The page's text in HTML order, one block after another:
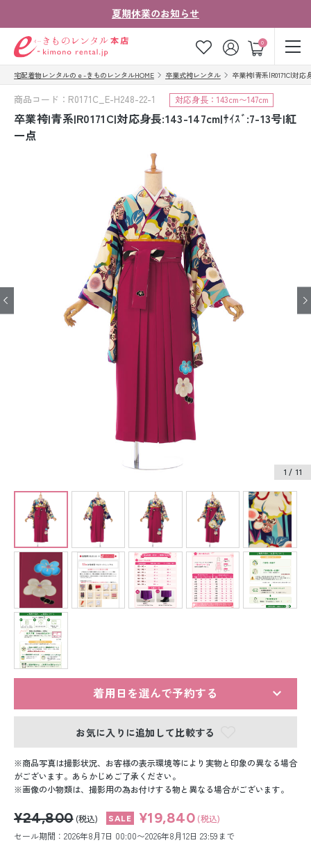
夏期休業のお知らせ
0
ゲスト
お気に入り ログイン カート
ご注文の流れ
会社案内
法人・グループの
お客様はこちら
着物の種類から探す
七五三レンタル
振袖レンタル
訪問着・付下げレンタル
ジュニア着物レンタル
ジュニア洋装レンタル
ベビー洋装レンタル
紋付袴レンタル
留袖レンタル
男性礼装レンタル
白無垢&紋付袴レンタル
引き振袖レンタル
小物販売品
宅配着物レンタルのｅ-きものレンタルHOME 卒業式袴レンタル 卒業袴|青系|R0171C|対応
商品コード：R0171C_E-H248-22-1 対応身長：143cm〜147cm
卒業袴|青系|R0171C|対応身長:143-147cm|ｻｲｽﾞ:7-13号|紅
一点
1 / 11
着用日を選んで予約する
お気に入りに追加して比較する
商品写真は撮影状況、お客様の表示環境等により実物と印象の異なる場合
がございます。あらかじめご了承ください。
画像の小物類は、撮影用の為お付けする物と異なる場合がございます。
¥24,800 (税込) ¥19,840 (税込)
セール期間：2026年8月7日 00:00〜2026年8月12日 23:59まで